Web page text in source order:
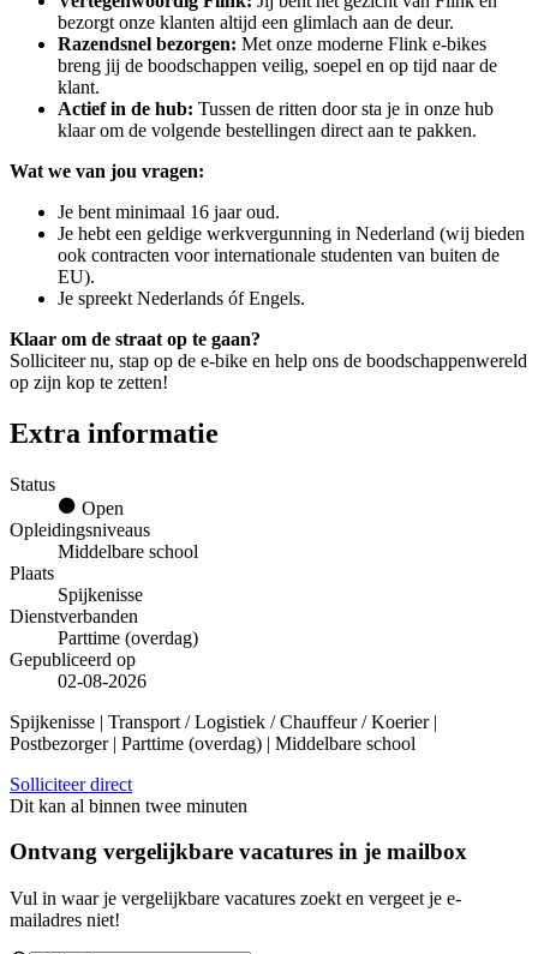
bezorgt onze klanten altijd een glimlach aan de deur.
Razendsnel bezorgen: Met onze moderne Flink e-bikes
breng jij de boodschappen veilig, soepel en op tijd naar de
klant.
Actief in de hub: Tussen de ritten door sta je in onze hub
klaar om de volgende bestellingen direct aan te pakken.
Wat we van jou vragen:
Je bent minimaal 16 jaar oud.
Je hebt een geldige werkvergunning in Nederland (wij bieden
ook contracten voor internationale studenten van buiten de
EU).
Je spreekt Nederlands óf Engels.
Klaar om de straat op te gaan?
Solliciteer nu, stap op de e-bike en help ons de boodschappenwereld
op zijn kop te zetten!
Extra informatie
Status
Open
Opleidingsniveaus
Middelbare school
Plaats
Spijkenisse
Dienstverbanden
Parttime (overdag)
Gepubliceerd op
02-08-2026
Spijkenisse | Transport / Logistiek / Chauffeur / Koerier |
Postbezorger | Parttime (overdag) | Middelbare school
Solliciteer direct
Dit kan al binnen twee minuten
Ontvang vergelijkbare vacatures in je mailbox
Vul in waar je vergelijkbare vacatures zoekt en vergeet je e-
mailadres niet!